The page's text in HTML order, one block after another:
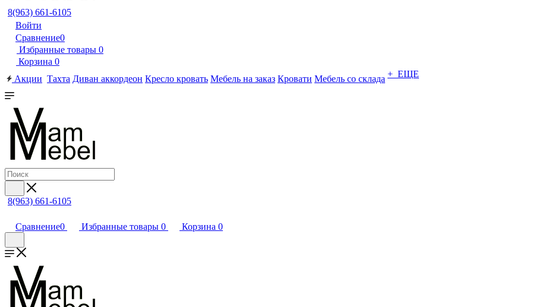
8(963) 661-6105
Войти
Сравнение0
Избранные товары 0
Корзина 0
Акции Тахта Диван аккордеон Кресло кровать Мебель на заказ Кровати Мебель со склада + ЕЩЕ
8(963) 661-6105
Сравнение0 Избранные товары 0 Корзина 0